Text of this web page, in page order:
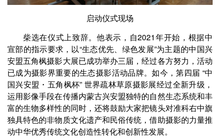
启动仪式现场
柴选在仪式上致辞。他表示，自2021年开始，根据中
宣部的指示要求，以“生态优先、绿色发展”为主题的中国兴
安盟五角枫摄影大展已成功举办三届，经过各方努力，活动
已成为摄影界重要的生态摄影活动品牌。如今，第四届 “中
国兴安盟・五角枫杯” 世界疏林草原摄影展经过全新升级，
运用影像手段在传播内蒙古兴安盟独特的自然生态系统和丰
富的生物多样性的同时，还将鼓励大家把镜头对准科右中旗
独具特色的非物质文化遗产和民俗传统，借助摄影的力量推
动中华优秀传统文化创造性转化和创新性发展。